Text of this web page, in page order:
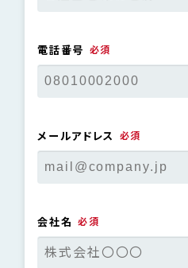
電話番号
メールアドレス
会社名